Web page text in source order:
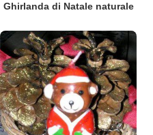
Ghirlanda di Natale naturale